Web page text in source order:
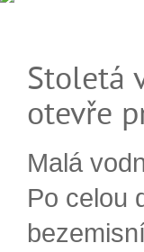
Stoletá
otevře
Malá
Po celou